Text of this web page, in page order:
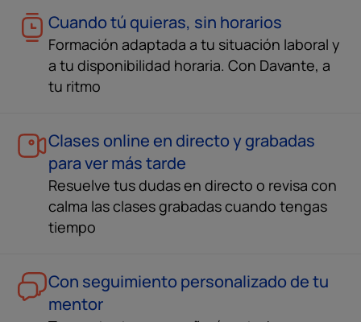
Cuando tú quieras, sin horarios
Formación adaptada a tu situación laboral y
a tu disponibilidad horaria. Con Davante, a
tu ritmo
Clases online en directo y grabadas
para ver más tarde
Resuelve tus dudas en directo o revisa con
calma las clases grabadas cuando tengas
tiempo
Con seguimiento personalizado de tu
mentor